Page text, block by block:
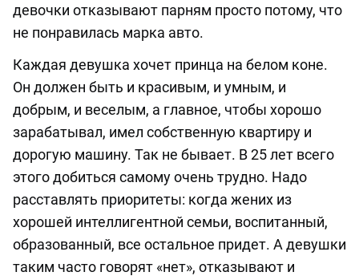
девочки отказывают парням просто потому, что
не понравилась марка авто.
Каждая девушка хочет принца на белом коне.
Он должен быть и красивым, и умным, и
добрым, и веселым, а главное, чтобы хорошо
зарабатывал, имел собственную квартиру и
дорогую машину. Так не бывает. В 25 лет всего
этого добиться самому очень трудно. Надо
расставлять приоритеты: когда жених из
хорошей интеллигентной семьи, воспитанный,
образованный, все остальное придет. А девушки
таким часто говорят «нет», отказывают и